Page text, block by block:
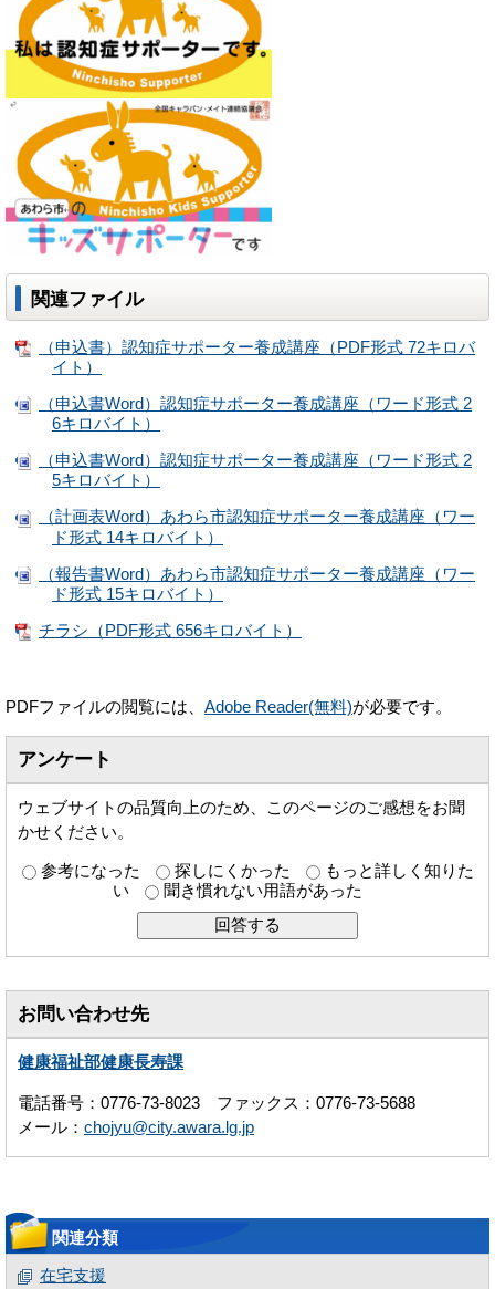
関連ファイル
（申込書）認知症サポーター養成講座（PDF形式 72キロバ
イト）
（申込書Word）認知症サポーター養成講座（ワード形式 2
6キロバイト）
（申込書Word）認知症サポーター養成講座（ワード形式 2
5キロバイト）
（計画表Word）あわら市認知症サポーター養成講座（ワー
ド形式 14キロバイト）
（報告書Word）あわら市認知症サポーター養成講座（ワー
ド形式 15キロバイト）
チラシ（PDF形式 656キロバイト）
PDFファイルの閲覧には、 Adobe Reader(無料)が必要です。
アンケート
ウェブサイトの品質向上のため、このページのご感想をお聞
かせください。
参考になった 探しにくかった
もっと詳しく知りた
い
聞き慣れない用語があった
お問い合わせ先
健康福祉部健康長寿課
電話番号：0776-73-8023 ファックス：0776-73-5688
メール： chojyu@city.awara.lg.jp
関連分類
在宅支援